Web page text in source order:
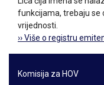
funkcijama, trebaju se
vrijednosti.
›› Više o registru
Komisija za HOV